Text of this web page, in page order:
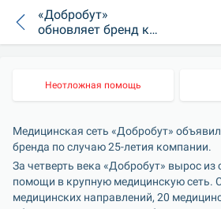
«Добробут»
обновляет бренд к
25-летию
Неотложная помощь
Медицинская сеть «Добробут»
бренда по случаю 25-летия компании.
За четверть века «Добробут» вырос
помощи в крупную медицинскую сеть.
медицинских направлений, 20